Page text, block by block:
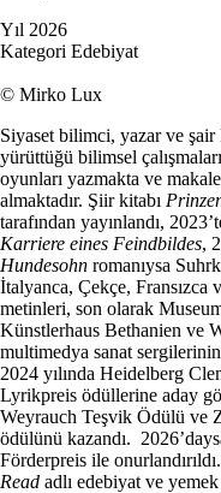
Yıl 2026
Kategori Edebiyat
© Mirko Lux
Siyaset bilimci, yazar ve
yürüttüğü bilimsel
oyunları yazmakta ve
almaktadır. Şiir kitabı
tarafından yayınlandı,
Karriere eines Feindbildes,
Hundesohn romanıysa
İtalyanca, Çekçe,
metinleri, son olarak
Künstlerhaus Bethanien ve
multimedya sanat
2024 yılında Heidelberg
Lyrikpreis ödüllerine aday
Weyrauch Teşvik Ödülü ve
ödülünü kazandı.
Förderpreis ile
Read adlı edebiyat ve